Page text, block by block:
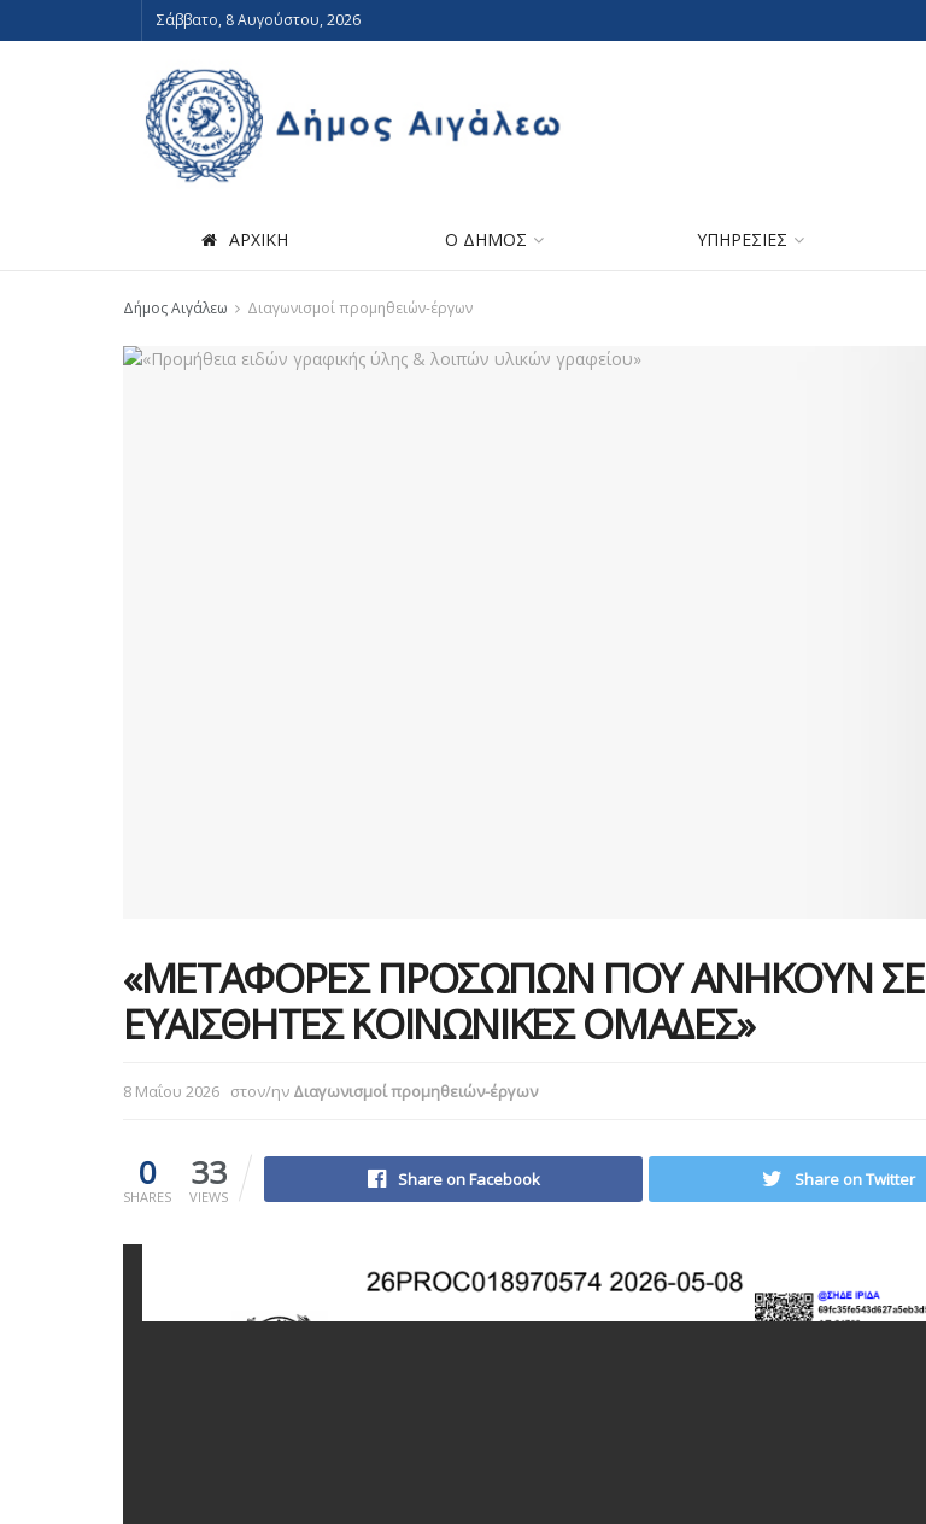
Σάββατο, 8 Αυγούστου, 2026
ΑΡΧΙΚΗ Ο ΔΗΜΟΣ ΥΠΗΡΕΣΙΕΣ
Δήμος Αιγάλεω Διαγωνισμοί προμηθειών-έργων
«ΜΕΤΑΦΟΡΕΣ ΠΡΟΣΩΠΩΝ ΠΟΥ ΑΝΗΚΟΥΝ ΣΕ
ΕΥΑΙΣΘΗΤΕΣ ΚΟΙΝΩΝΙΚΕΣ ΟΜΑΔΕΣ»
8 Μαΐου 2026 στον/ην Διαγωνισμοί προμηθειών-έργων
0
SHARES
33
VIEWS
Share on Facebook Share on Twitter